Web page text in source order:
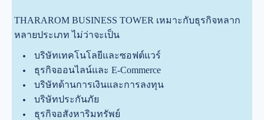
THARAROM BUSINESS TOWER เหมาะกับธุรกิจหลาก
หลายประเภท ไม่ว่าจะเป็น
บริษัทเทคโนโลยีและซอฟต์แวร์
ธุรกิจออนไลน์และ E-Commerce
บริษัทด้านการเงินและการลงทุน
บริษัทประกันภัย
ธุรกิจอสังหาริมทรัพย์